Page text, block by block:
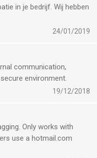
in je bedrijf. Wij hebben
24/01/2019
communication,
environment.
19/12/2018
Only works with
use a hotmail.com